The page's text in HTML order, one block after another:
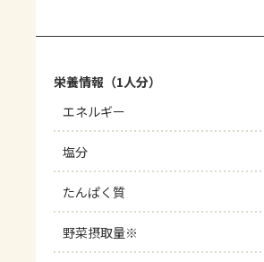
栄養情報（1人分）
エネルギー
塩分
たんぱく質
野菜摂取量※